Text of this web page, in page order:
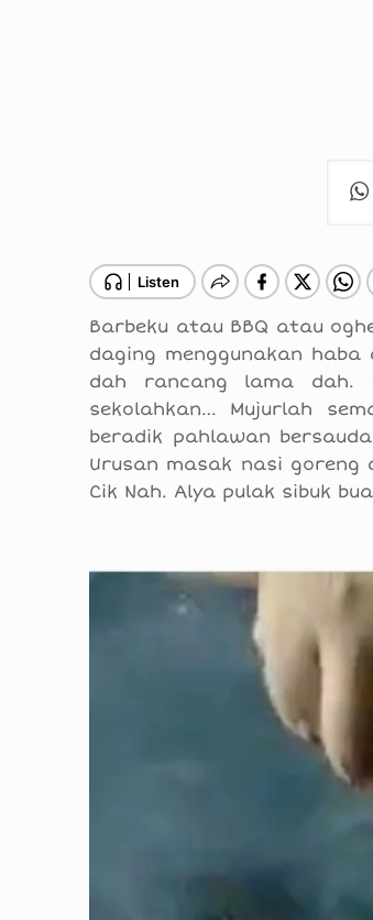
Barbeku atau BBQ atau
daging menggunakan
dah rancang lama dah.
sekolahkan… Mujurlah
beradik pahlawan
Urusan masak nasi goreng
Cik Nah. Alya pulak sibuk